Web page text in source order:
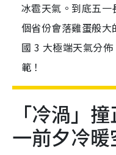
冰雹天氣。到底五
個省份會落雞蛋般
國 3 大極端天氣分
範！
「冷渦」
一前夕冷